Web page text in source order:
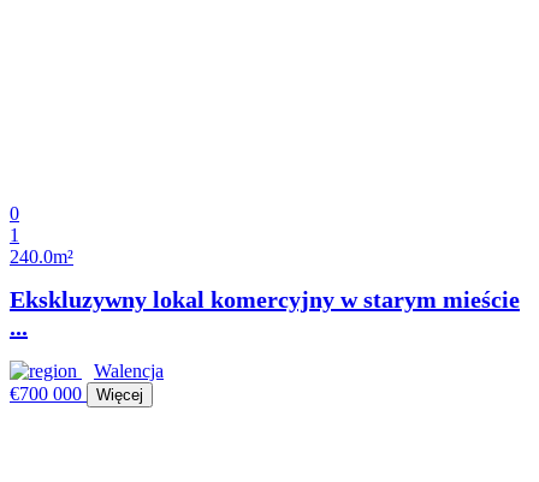
0
1
240.0m²
Ekskluzywny lokal komercyjny w starym mieście
...
Walencja
€700 000
Więcej